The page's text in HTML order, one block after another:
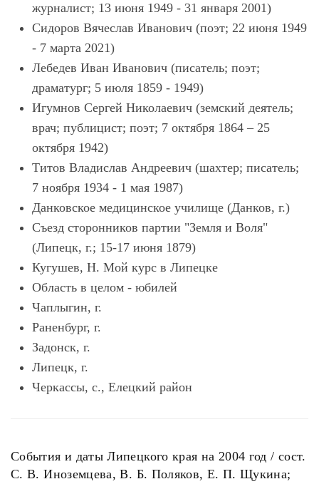
журналист; 13 июня 1949 - 31 января 2001)
Сидоров Вячеслав Иванович (поэт; 22 июня 1949
- 7 марта 2021)
Лебедев Иван Иванович (писатель; поэт;
драматург; 5 июля 1859 - 1949)
Игумнов Сергей Николаевич (земский деятель;
врач; публицист; поэт; 7 октября 1864 – 25
октября 1942)
Титов Владислав Андреевич (шахтер; писатель;
7 ноября 1934 - 1 мая 1987)
Данковское медицинское училище (Данков, г.)
Съезд сторонников партии "Земля и Воля"
(Липецк, г.; 15-17 июня 1879)
Кугушев, Н. Мой курс в Липецке
Область в целом - юбилей
Чаплыгин, г.
Раненбург, г.
Задонск, г.
Липецк, г.
Черкассы, с., Елецкий район
События и даты Липецкого края на 2004 год / сост.
С. В. Иноземцева, В. Б. Поляков, Е. П. Щукина;